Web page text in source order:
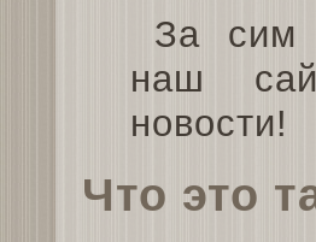
За сим
наш
новости!
Что это